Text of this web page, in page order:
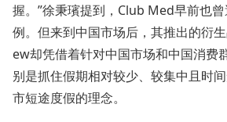
握。”徐秉璸提到，Club Med早前也
例。但来到中国市场后，其推出的衍
ew却凭借着针对中国市场和中国消费
别是抓住假期相对较少、较集中且时
市短途度假的理念。